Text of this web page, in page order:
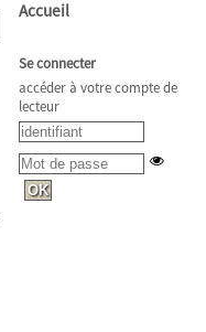
Accueil
Se connecter
accéder à votre compte de
lecteur